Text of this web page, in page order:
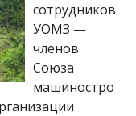
сотрудников
УОМЗ —
членов
Союза
машиностро